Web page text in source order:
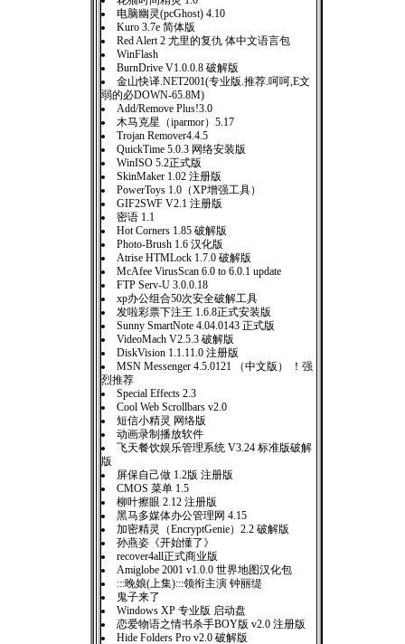
电脑幽灵(pcGhost) 4.10
Kuro 3.7e 简体版
Red Alert 2 尤里的复仇 体中文语言包
WinFlash
BurnDrive V1.0.0.8 破解版
金山快译.NET2001(专业版.推荐.呵呵,E文
弱的必DOWN-65.8M)
Add/Remove Plus!3.0
木马克星（iparmor）5.17
Trojan Remover4.4.5
QuickTime 5.0.3 网络安装版
WinISO 5.2正式版
SkinMaker 1.02 注册版
PowerToys 1.0（XP增强工具）
GIF2SWF V2.1 注册版
密语 1.1
Hot Corners 1.85 破解版
Photo-Brush 1.6 汉化版
Atrise HTMLock 1.7.0 破解版
McAfee VirusScan 6.0 to 6.0.1 update
FTP Serv-U 3.0.0.18
xp办公组合50次安全破解工具
发啦彩票下注王 1.6.8正式安装版
Sunny SmartNote 4.04.0143 正式版
VideoMach V2.5.3 破解版
DiskVision 1.1.11.0 注册版
MSN Messenger 4.5.0121 （中文版） ！强
烈推荐
Special Effects 2.3
Cool Web Scrollbars v2.0
短信小精灵 网络版
动画录制播放软件
飞天餐饮娱乐管理系统 V3.24 标准版破解
版
屏保自己做 1.2版 注册版
CMOS 菜单 1.5
柳叶擦眼 2.12 注册版
黑马多媒体办公管理网 4.15
加密精灵（EncryptGenie）2.2 破解版
孙燕姿《开始懂了》
recover4all正式商业版
Amiglobe 2001 v1.0.0 世界地图汉化包
:::晚娘(上集):::领衔主演 钟丽缇
鬼子来了
Windows XP 专业版 启动盘
恋爱物语之情书杀手BOY版 v2.0 注册版
Hide Folders Pro v2.0 破解版